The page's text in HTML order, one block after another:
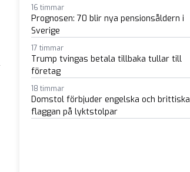
16 timmar
Prognosen: 70 blir nya pensionsåldern i
Sverige
17 timmar
Trump tvingas betala tillbaka tullar till
företag
18 timmar
Domstol förbjuder engelska och brittiska
flaggan på lyktstolpar